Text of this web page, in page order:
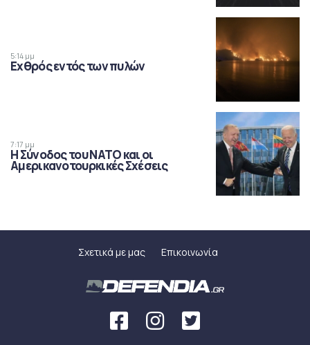
5:14 μμ
Εχθρός εντός των πυλών
7:17 μμ
Η Σύνοδος του ΝΑΤΟ και οι
Αμερικανοτουρκικές Σχέσεις
Σχετικά με μας Επικοινωνία